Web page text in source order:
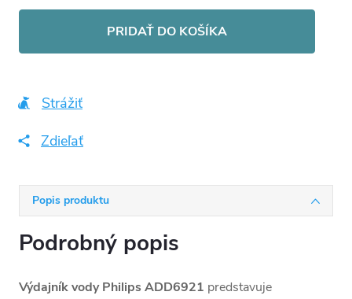
PRIDAŤ DO KOŠÍKA
Strážiť
Zdieľať
Popis produktu
Podrobný popis
Výdajník vody Philips ADD6921 predstavuje